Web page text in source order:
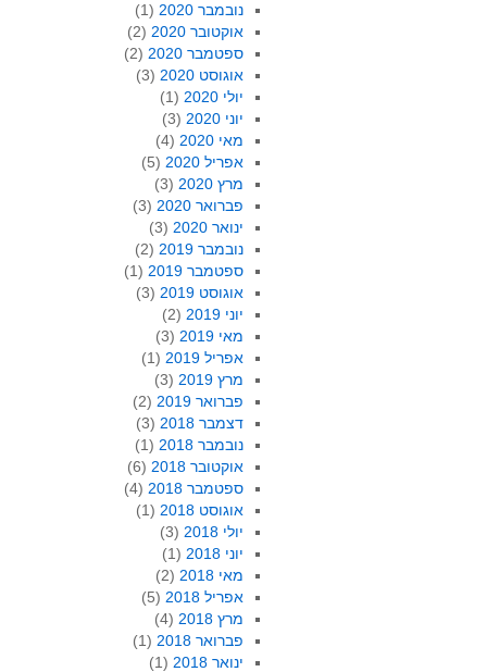
נובמבר 2020
(1)
אוקטובר 2020
(2)
ספטמבר 2020
(2)
אוגוסט 2020
(3)
יולי 2020
(1)
יוני 2020
(3)
מאי 2020
(4)
אפריל 2020
(5)
מרץ 2020
(3)
פברואר 2020
(3)
ינואר 2020
(3)
נובמבר 2019
(2)
ספטמבר 2019
(1)
אוגוסט 2019
(3)
יוני 2019
(2)
מאי 2019
(3)
אפריל 2019
(1)
מרץ 2019
(3)
פברואר 2019
(2)
דצמבר 2018
(3)
נובמבר 2018
(1)
אוקטובר 2018
(6)
ספטמבר 2018
(4)
אוגוסט 2018
(1)
יולי 2018
(3)
יוני 2018
(1)
מאי 2018
(2)
אפריל 2018
(5)
מרץ 2018
(4)
פברואר 2018
(1)
ינואר 2018
(1)